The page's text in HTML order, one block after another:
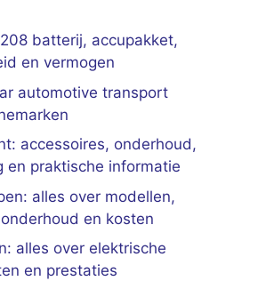
batterij, accupakket,
en vermogen
automotive transport
accessoires, onderhoud,
en praktische informatie
alles over modellen,
en kosten
alles over elektrische
en prestaties